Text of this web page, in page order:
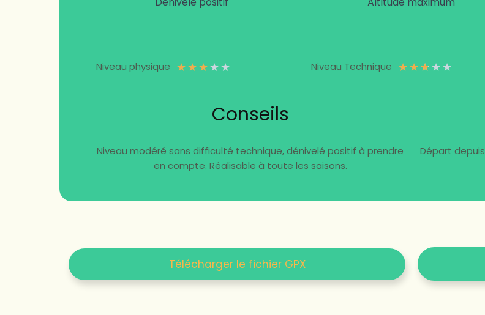
Niveau physique ★★★★★ Niveau Technique ★★★★★
Conseils
Niveau modéré sans difficulté technique, dénivelé positif à prendre
en compte. Réalisable à toute les saisons.
Départ
Télécharger le fichier GPX